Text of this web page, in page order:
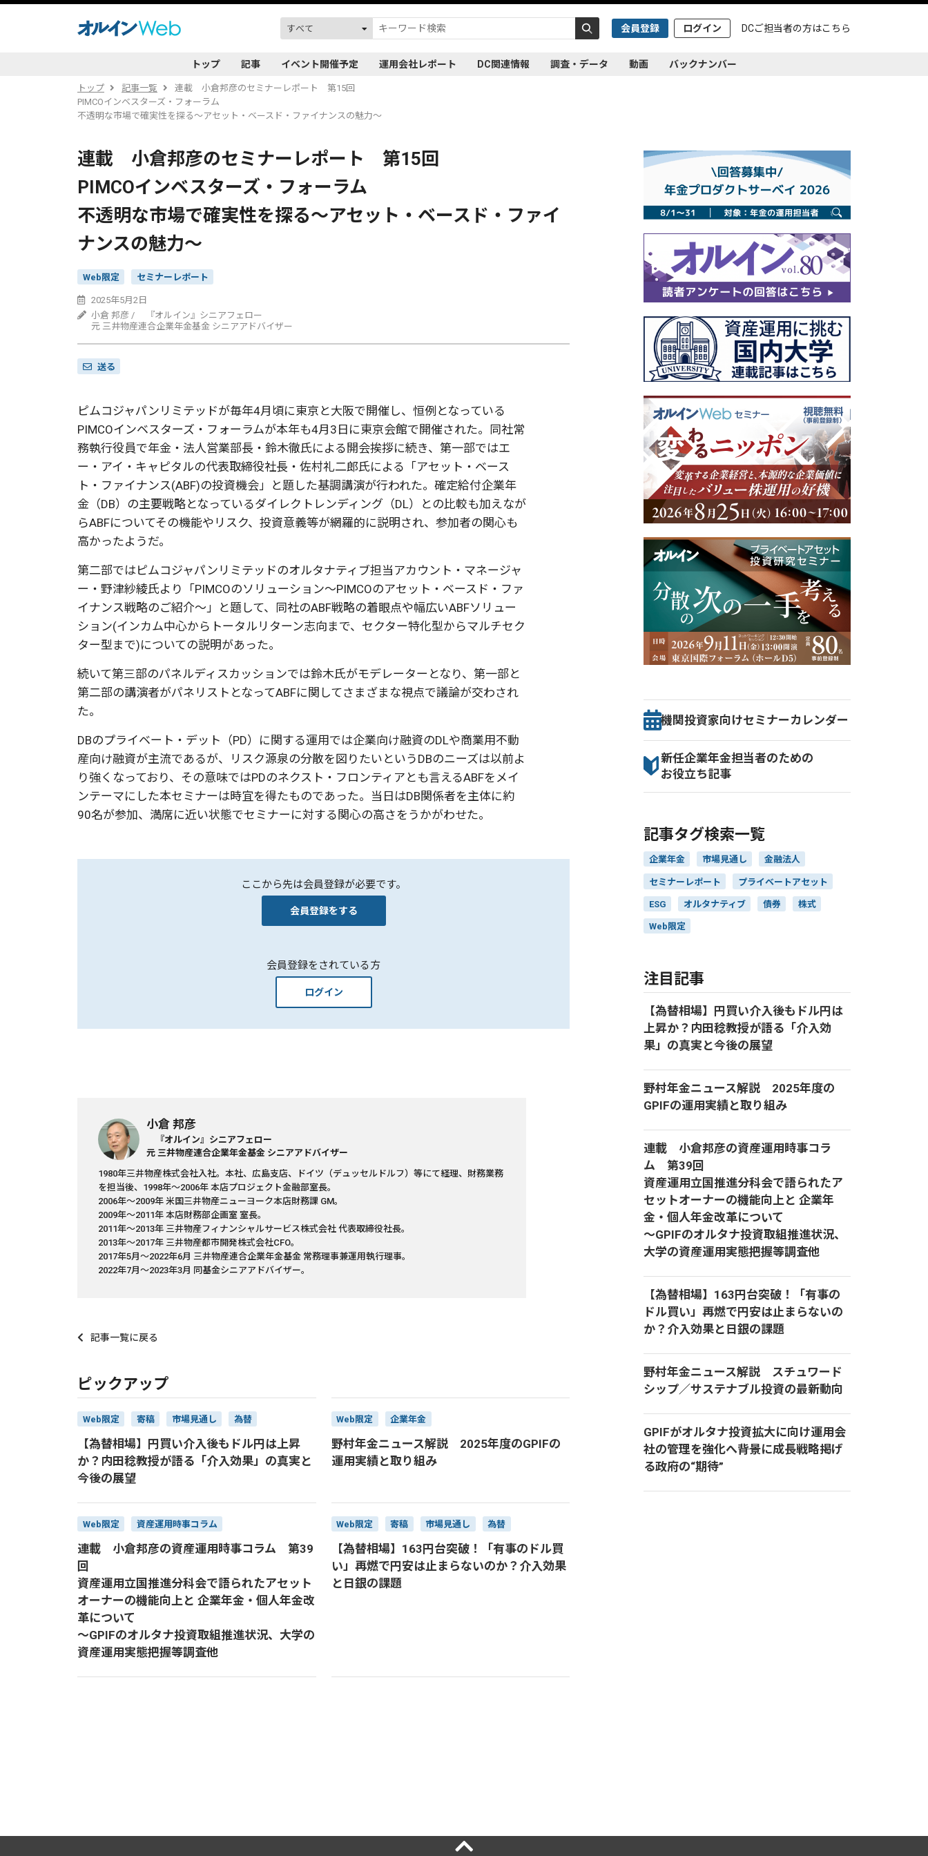
会員登録 ログイン DCご担当者の方はこちら
トップ 記事 イベント開催予定 運用会社レポート DC関連情報 調査・データ 動画 バックナンバー
トップ 記事一覧
連載 小倉邦彦のセミナーレポート 第15回
PIMCOインベスターズ・フォーラム
不透明な市場で確実性を探る〜アセット・ベースド・ファイナンスの魅力〜
連載 小倉邦彦のセミナーレポート 第15回
PIMCOインベスターズ・フォーラム
不透明な市場で確実性を探る〜アセット・ベースド・ファイ
ナンスの魅力〜
Web限定 セミナーレポート
2025年5月2日
小倉 邦彦 / 『オルイン』シニアフェロー
元 三井物産連合企業年金基金 シニアアドバイザー
送る
ピムコジャパンリミテッドが毎年4月頃に東京と大阪で開催し、恒例となっている
PIMCOインベスターズ・フォーラムが本年も4月 3 日に東京会館で開催された。同社常
務執行役員で年金・法人営業部長・鈴木徹氏による開会挨拶に続き、第一部ではエ
ー・アイ・キャピタルの代表取締役社長・佐村礼二郎氏による「アセット・ベース
ト・ファイナンス(ABF)の投資機会」と題した基調講演が行われた。確定給付企業年
金（DB）の主要戦略となっているダイレクトレンディング（DL）との比較も加えなが
らABFについてその機能やリスク、投資意義等が網羅的に説明され、参加者の関心も
高かったようだ。
第二部ではピムコジャパンリミテッドのオルタナティブ担当アカウント・マネージャ
ー・野津紗綾氏より「PIMCOのソリューション〜PIMCOのアセット・ベースド・ファ
イナンス戦略のご紹介〜」と題して、同社のABF戦略の着眼点や幅広いABFソリュー
ション(インカム中心からトータルリターン志向まで、セクター特化型からマルチセク
ター型まで)についての説明があった。
続いて第三部のパネルディスカッションでは鈴木氏がモデレーターとなり、第一部と
第二部の講演者がパネリストとなってABFに関してさまざまな視点で議論が交わされ
た。
DBのプライベート・デット（PD）に関する運用では企業向け融資のDLや商業用不動
産向け融資が主流であるが、リスク源泉の分散を図りたいという DBのニーズは以前よ
り強くなっており、その意味ではPDのネクスト・フロンティアとも言えるABFをメイ
ンテーマにした本セミナーは時宜を得たものであった。当日はDB関係者を主体に約
90名が参加、満席に近い状態でセミナーに対する関心の高さをうかがわせた。
ここから先は会員登録が必要です。
会員登録をする
会員登録をされている方
ログイン
小倉 邦彦
『オルイン』シニアフェロー
元 三井物産連合企業年金基金 シニアアドバイザー
1980年三井物産株式会社入社。本社、広島支店、ドイツ（デュッセルドルフ）等にて経理、財務業務
を担当後、1998年～2006年 本店プロジェクト金融部室長。
2006年～2009年 米国三井物産ニューヨーク本店財務課 GM。
2009年～2011年 本店財務部企画室 室長。
2011年～2013年 三井物産フィナンシャルサービス株式会社 代表取締役社長。
2013年～2017年 三井物産都市開発株式会社CFO。
2017年5月～2022年6月 三井物産連合企業年金基金 常務理事兼運用執行理事。
2022年7月～2023年3月 同基金シニアアドバイザー。
記事一覧に戻る
ピックアップ
Web限定 寄稿 市場見通し 為替
【為替相場】円買い介入後もドル円は上昇
か？内田稔教授が語る「介入効果」の真実と
今後の展望
Web限定 企業年金
野村年金ニュース解説 2025年度のGPIFの
運用実績と取り組み
Web限定 資産運用時事コラム
連載 小倉邦彦の資産運用時事コラム 第39
回
資産運用立国推進分科会で語られたアセット
オーナーの機能向上と 企業年金・個人年金改
革について
～GPIFのオルタナ投資取組推進状況、大学の
資産運用実態把握等調査他
Web限定 寄稿 市場見通し 為替
【為替相場】163円台突破！「有事のドル買
い」再燃で円安は止まらないのか？介入効果
と日銀の課題
機関投資家向けセミナー カレンダー
新任企業年金担当者のための
お役立ち記事
記事タグ検索一覧
企業年金 市場見通し 金融法人
セミナーレポート プライベートアセット
ESG オルタナティブ 債券 株式
Web限定
注目記事
【為替相場】円買い介入後もドル円は
上昇か？内田稔教授が語る「介入効
果」の真実と今後の展望
野村年金ニュース解説 2025年度の
GPIFの運用実績と取り組み
連載 小倉邦彦の資産運用時事コラ
ム 第39回
資産運用立国推進分科会で語られたア
セットオーナーの機能向上と 企業年
金・個人年金改革について
～GPIFのオルタナ投資取組推進状況、
大学の資産運用実態把握等調査他
【為替相場】163円台突破！「有事の
ドル買い」再燃で円安は止まらないの
か？介入効果と日銀の課題
野村年金ニュース解説 スチュワード
シップ／サステナブル投資の最新動向
GPIFがオルタナ投資拡大に向け運用会
社の管理を強化へ――背景に成長戦略掲げ
る政府の“期待”